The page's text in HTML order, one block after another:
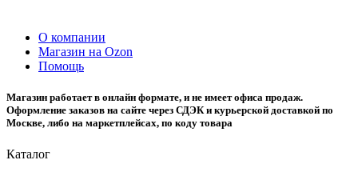
О компании
Магазин на Ozon
Помощь
Магазин работает в онлайн формате, и не имеет офиса продаж.
Оформление заказов на сайте через СДЭК и курьерской доставкой по
Москве, либо на маркетплейсах, по коду товара
Каталог